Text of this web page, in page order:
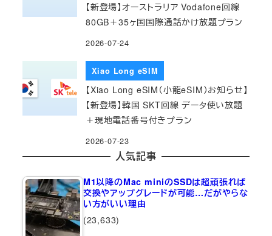
【新登場】オーストラリア Vodafone回線
80GB＋35ヶ国国際通話かけ放題プラン
2026-07-24
Xiao Long eSIM
【Xiao Long eSIM（小龍eSIM）お知らせ】
【新登場】韓国 SKT回線 データ使い放題
＋現地電話番号付きプラン
2026-07-23
人気記事
M1以降のMac miniのSSDは超頑張れば
交換やアップグレードが可能…だがやらな
い方がいい理由
(23,633)